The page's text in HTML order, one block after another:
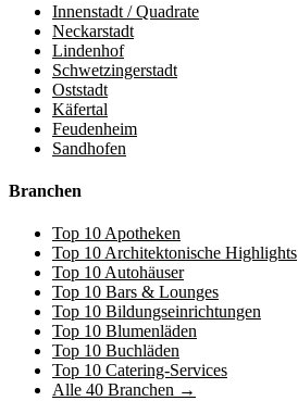
Innenstadt / Quadrate
Neckarstadt
Lindenhof
Schwetzingerstadt
Oststadt
Käfertal
Feudenheim
Sandhofen
Branchen
Top 10 Apotheken
Top 10 Architektonische Highlights
Top 10 Autohäuser
Top 10 Bars & Lounges
Top 10 Bildungseinrichtungen
Top 10 Blumenläden
Top 10 Buchläden
Top 10 Catering-Services
Alle 40 Branchen →